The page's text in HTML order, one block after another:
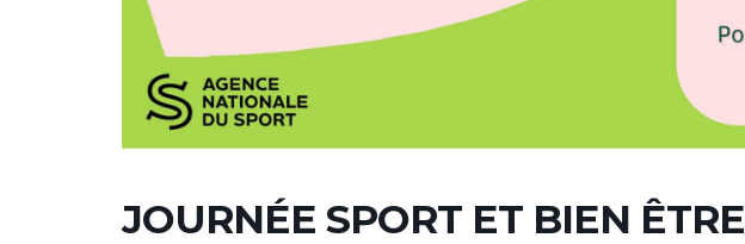
JOURNÉE SPORT ET BIEN ÊTRE